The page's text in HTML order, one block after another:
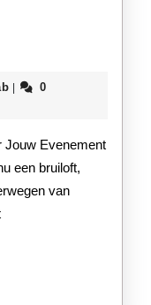
lynxlab
0
een bruiloft,
van